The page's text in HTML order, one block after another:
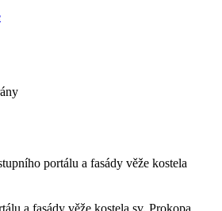
portálu a fasády věže kostela